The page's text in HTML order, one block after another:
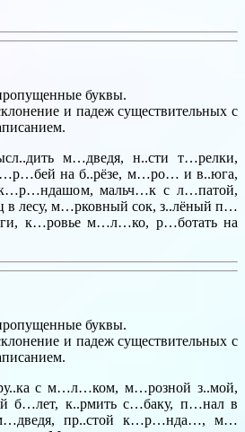
буквы.
и падеж существительных с
м…дведя, н..сти т…релки,
на б..рёзе, м…ро… и в..юга,
к…р…ндашом, мальч…к с л…патой,
в лесу, м…рковный сок, з..лёный п…
к…ровье м…л…ко, р…ботать на
буквы.
и падеж существительных с
с м…л…ком, м…розной з..мой,
б…лет, к..рмить с…баку, п…нал в
м…дведя, пр..стой к…р…нда…, м…